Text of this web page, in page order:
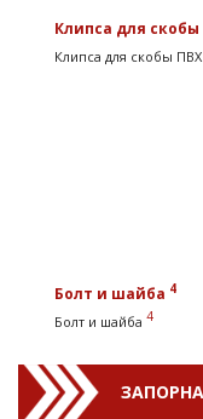
Клипса для
Клипса для скобы ПВХ
Болт и шайба 4
Болт и шайба 4